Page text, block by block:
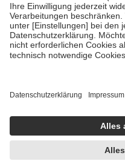
• Untersuchungen zur
GKV getragen werden
• empfohlenen
• Harn- und Blutteststreifen
getroffen, um sicherzustellen,
https://help.etrusted.com/hc/
Einige Bilder und Inhalte